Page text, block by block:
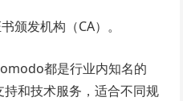
颁发机构（CA）。
都是行业内知名的
和技术服务，适合不同规